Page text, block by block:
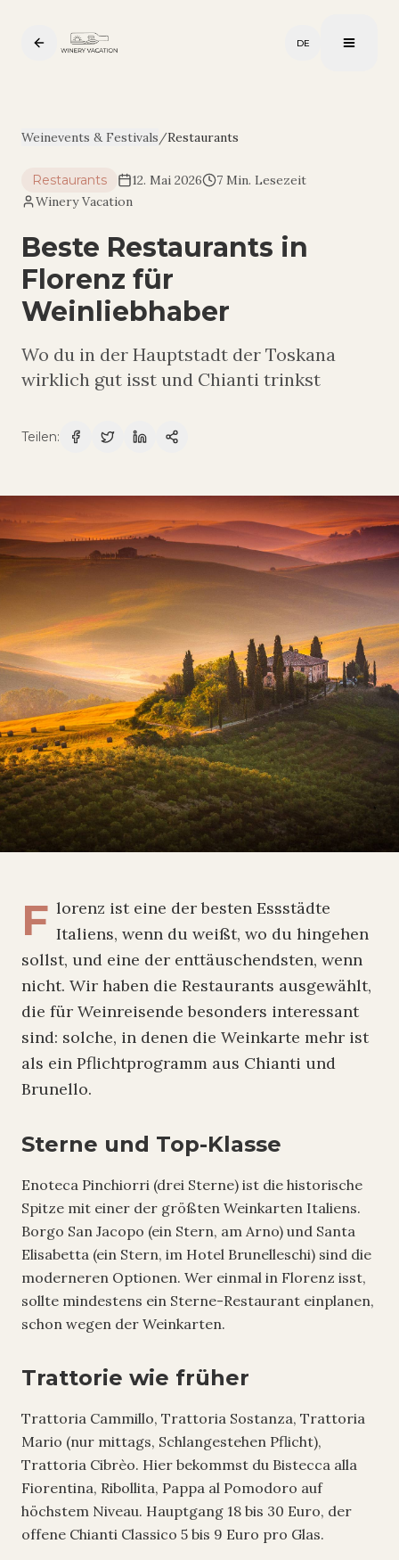
DE
Weinevents & Festivals/Restaurants
Restaurants 12. Mai 2026
7 Min. Lesezeit
Winery Vacation
Beste Restaurants in
Florenz für
Weinliebhaber
Wo du in der Hauptstadt der Toskana
wirklich gut isst und Chianti trinkst
Teilen:
F lorenz ist eine der besten Essstädte
Italiens, wenn du weißt, wo du hingehen
sollst, und eine der enttäuschendsten, wenn
nicht. Wir haben die Restaurants ausgewählt,
die für Weinreisende besonders interessant
sind: solche, in denen die Weinkarte mehr ist
als ein Pflichtprogramm aus Chianti und
Brunello.
Sterne und Top-Klasse
Enoteca Pinchiorri (drei Sterne) ist die historische
Spitze mit einer der größten Weinkarten Italiens.
Borgo San Jacopo (ein Stern, am Arno) und Santa
Elisabetta (ein Stern, im Hotel Brunelleschi) sind die
moderneren Optionen. Wer einmal in Florenz isst,
sollte mindestens ein Sterne-Restaurant einplanen,
schon wegen der Weinkarten.
Trattorie wie früher
Trattoria Cammillo, Trattoria Sostanza, Trattoria
Mario (nur mittags, Schlangestehen Pflicht),
Trattoria Cibrèo. Hier bekommst du Bistecca alla
Fiorentina, Ribollita, Pappa al Pomodoro auf
höchstem Niveau. Hauptgang 18 bis 30 Euro, der
offene Chianti Classico 5 bis 9 Euro pro Glas.